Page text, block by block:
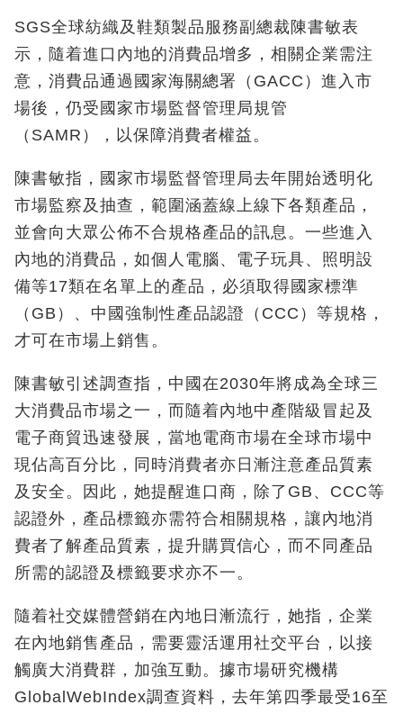
SGS全球紡織及鞋類製品服務副總裁陳書敏表
示，隨着進口內地的消費品增多，相關企業需注
意，消費品通過國家海關總署（GACC）進入市
場後，仍受國家市場監督管理局規管
（SAMR），以保障消費者權益。
陳書敏指，國家市場監督管理局去年開始透明化
市場監察及抽查，範圍涵蓋線上線下各類產品，
並會向大眾公佈不合規格產品的訊息。一些進入
內地的消費品，如個人電腦、電子玩具、照明設
備等17類在名單上的產品，必須取得國家標準
（GB）、中國強制性產品認證（CCC）等規格，
才可在市場上銷售。
陳書敏引述調查指，中國在2030年將成為全球三
大消費品市場之一，而隨着內地中產階級冒起及
電子商貿迅速發展，當地電商市場在全球市場中
現佔高百分比，同時消費者亦日漸注意產品質素
及安全。因此，她提醒進口商，除了GB、CCC等
認證外，產品標籤亦需符合相關規格，讓內地消
費者了解產品質素，提升購買信心，而不同產品
所需的認證及標籤要求亦不一。
隨着社交媒體營銷在內地日漸流行，她指，企業
在內地銷售產品，需要靈活運用社交平台，以接
觸廣大消費群，加強互動。據市場研究機構
GlobalWebIndex調查資料，去年第四季最受16至